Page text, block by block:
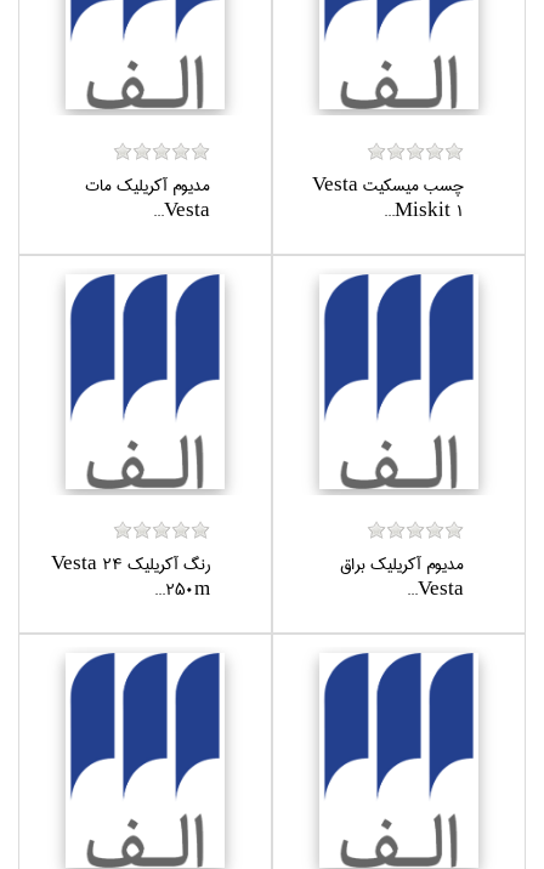
چسب ميسكيت Vesta
Miskit 1...
مديوم آكريليك مات
Vesta...
مديوم آكريليك براق
Vesta...
رنگ آكريليك Vesta 24
250m...